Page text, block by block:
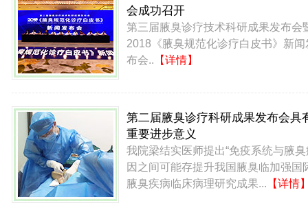
会成功召开
第三届腋臭诊疗技术科研成果发布会
2018《腋臭规范化诊疗白皮书》新闻
布会.. 【详情】
第二届腋臭诊疗科研成果发布会具
重要进步意义
我院梁结实医师提出“免疫系统与腋
因之间可能存提升我国腋臭临加强国
腋臭疾病临床病理研究成果... 【详情